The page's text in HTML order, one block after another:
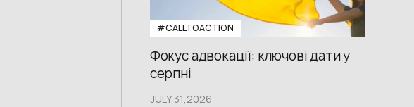
#CALLTOACTION
Фокус адвокації: ключові дати у
серпні
JULY 31,2026